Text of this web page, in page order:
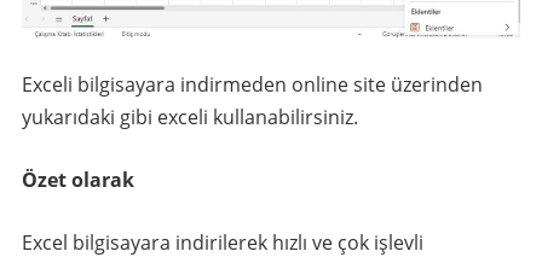
Exceli bilgisayara indirmeden online site üzerinden
yukarıdaki gibi exceli kullanabilirsiniz.
Özet olarak
Excel bilgisayara indirilerek hızlı ve çok işlevli